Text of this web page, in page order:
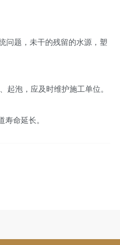
问题，未干的残留的水源，塑
起泡，应及时维护施工单位。
命延长。